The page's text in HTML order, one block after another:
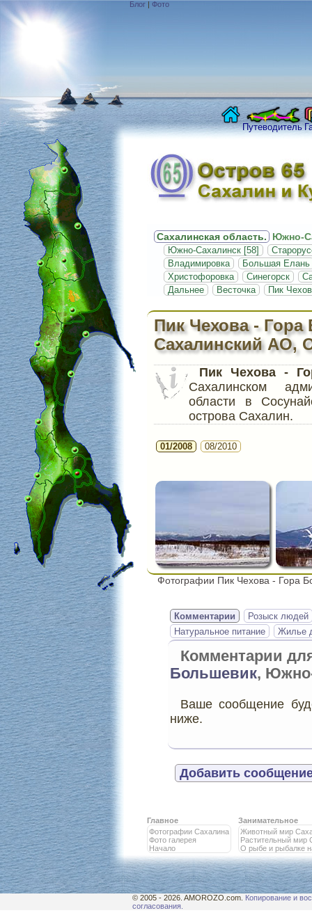
Блог | Фото
Путеводитель
Сахалинская область. Южно-
Южно-Сахалинск [58]
Владимировка
Большая Елань
Христофоровка
Синегорск
Дальнее
Весточка Пик
Пик Чехова -
Сахалинский АО,
Пик Чехова -
Сахалинском
области в
острова Сахалин.
01/2008 08/2010
Фотографии Пик Чехова - Гора
Комментарии
Розыск людей
Натуральное питание
Жилье
Комментарии
Большевик,
Ваше сообщение
ниже.
Добавить
Главное
Фотографии Сахалина
Фото галерея
Начало
Занимательное
Животный мир
Растительный мир
О рыбе и рыбалке
© 2005 - 2026. AMOROZO.com. Копирование и
согласования.